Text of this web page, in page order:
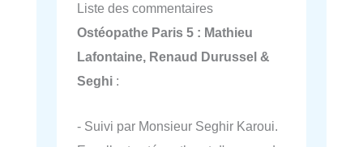
Liste des commentaires
Ostéopathe Paris 5 : Mathieu
Lafontaine, Renaud Durussel &
Seghi :
- Suivi par Monsieur Seghir Karoui.